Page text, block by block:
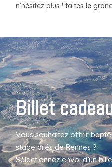
n’hésitez plus ! faites le
Billet
Vous souhaitez offrir
stage prés de Rennes ?
Sélectionnez envoi d’un